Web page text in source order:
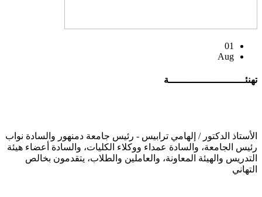
01
Aug
تهنئــــــــــــــــــــــــــة
الأستاذ الدكتور / إلهامي ترابيس - رئيس جامعة دمنهور والسادة نواب
رئيس الجامعة، والسادة عمداء ووكلاء الكليات، والسادة أعضاء هيئة
التدريس والهيئة المعاونة، والعاملين والطلاب، يتقدمون بخالص
التهاني